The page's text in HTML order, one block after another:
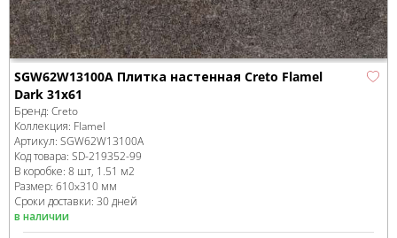
SGW62W13100A Плитка настенная Creto Flamel
Dark 31х61
Бренд: Creto
Коллекция: Flamel
Артикул: SGW62W13100A
Код товара: SD-219352-99
В коробке: 8 шт, 1.51 м2
Размер: 610x310 мм
Сроки доставки: 30 дней
в наличии